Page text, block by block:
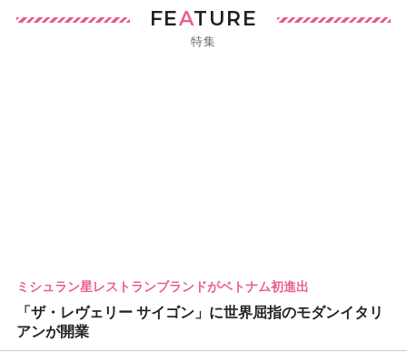
FEATURE
特集
ミシュラン星レストランブランドがベトナム初進出
「ザ・レヴェリー サイゴン」に世界屈指のモダンイタリ
アンが開業